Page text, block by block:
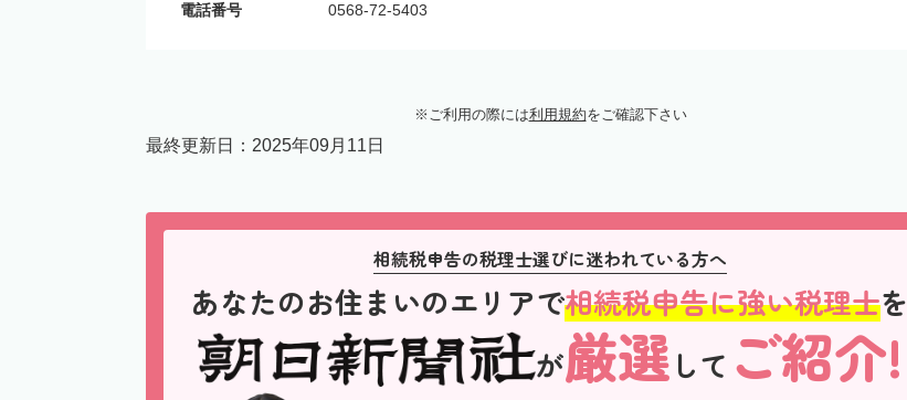
電話番号 0568-72-5403
ご利用の際には利用規約をご確認下さい
最終更新日： 2025年09月11日
相続税申告の税理士選びに迷われている方へ
あなたのお住まいのエリアで相続税申告に強い税理士を
が厳選 して ご紹介!